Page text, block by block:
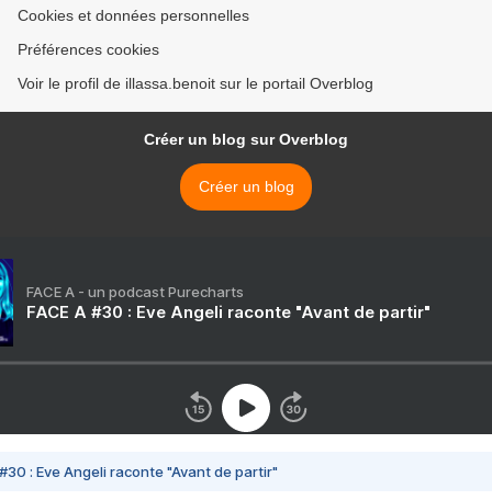
Cookies et données personnelles
Préférences cookies
Voir le profil de illassa.benoit sur le portail Overblog
Créer un blog sur Overblog
Créer un blog
FACE A - un podcast Purecharts
FACE A #30 : Eve Angeli raconte "Avant de partir"
#30 : Eve Angeli raconte "Avant de partir"